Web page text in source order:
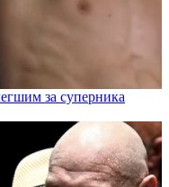
за суперника